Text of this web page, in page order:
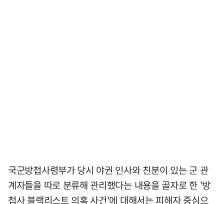
국군방첩사령부가 당시 야권 인사와 친분이 있는 군 관
계자들을 따로 분류해 관리했다는 내용을 골자로 한 '방
첩사 블랙리스트 의혹 사건'에 대해서는 피해자 중심으